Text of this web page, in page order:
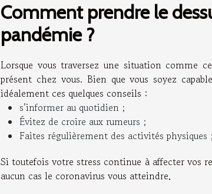
Comment prendre le
pandémie ?
Lorsque vous traversez une situation comme
présent chez vous. Bien que vous soyez
idéalement ces quelques conseils :
s’informer au quotidien ;
Évitez de croire aux rumeurs ;
Faites régulièrement des activités physiques ;
Si toutefois votre stress continue à affecter vos
aucun cas le coronavirus vous atteindre.